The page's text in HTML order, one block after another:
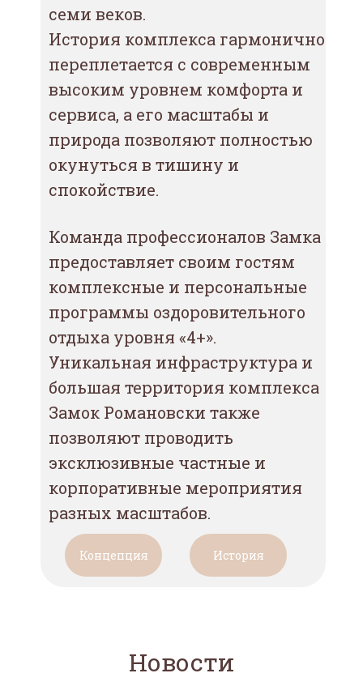
семи веков.
История комплекса гармонично
переплетается с современным
высоким уровнем комфорта и
сервиса, а его масштабы и
природа позволяют полностью
окунуться в тишину и
спокойствие.
Команда профессионалов Замка
предоставляет своим гостям
комплексные и персональные
программы оздоровительного
отдыха уровня «4+».
Уникальная инфраструктура и
большая территория комплекса
Замок Романовски также
позволяют проводить
эксклюзивные частные и
корпоративные мероприятия
разных масштабов.
Концепция История
Новости